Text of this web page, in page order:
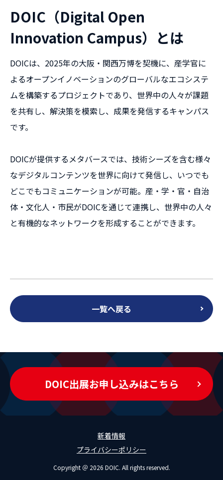
DOIC（Digital Open
Innovation Campus）とは
DOICは、2025年の大阪・関西万博を契機に、産学官に
よるオープンイノベーションのグローバルなエコシステ
ムを構築するプロジェクトであり、世界中の人々が課題
を共有し、解決策を模索し、成果を発信するキャンパス
です。
DOICが提供するメタバースでは、技術シーズを含む様々
なデジタルコンテンツを世界に向けて発信し、いつでも
どこでもコミュニケーションが可能。産・学・官・自治
体・文化人・市民がDOICを通じて連携し、世界中の人々
と有機的なネットワークを形成することができます。
一覧へ戻る
DOIC出展お申し込みはこちら
新着情報
プライバシーポリシー
Copyright ＠ 2026 DOIC. All rights reserved.